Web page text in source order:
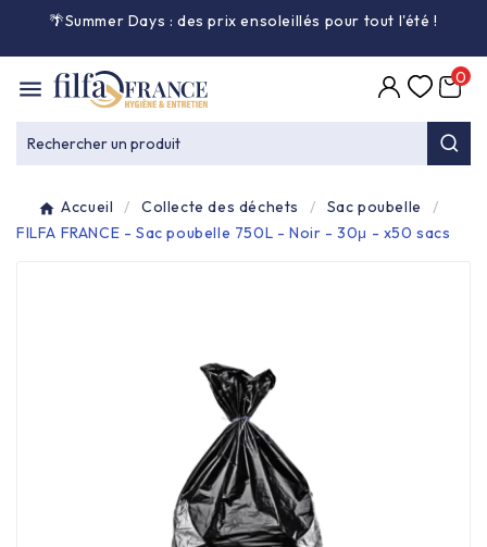
🌴Summer Days : des prix ensoleillés pour tout l'été!

Entretien général
Équipement & matériel 
Collecte des déchets 
Alimentaire & jetable 
Équipement cuisine pro 
Rechercher un produit
0
Accueil Collecte des déchets
Sac poubelle
FILFA FRANCE - Sac poubelle 750L - Noir - 30μ - x50 sacs